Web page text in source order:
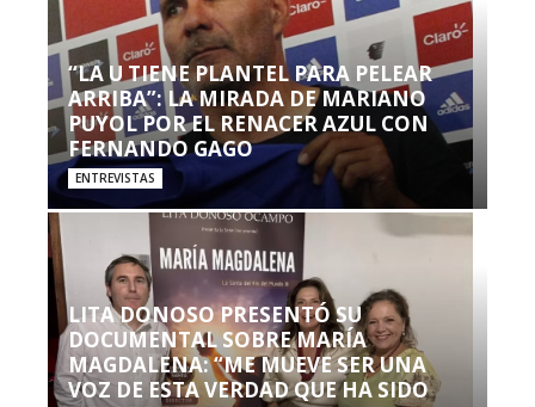
“LA U TIENE PLANTEL PARA PELEAR
ARRIBA”: LA MIRADA DE MARIANO
PUYOL POR EL RENACER AZUL CON
FERNANDO GAGO
ENTREVISTAS
LITA DONOSO PRESENTÓ SU
DOCUMENTAL SOBRE MARÍA
MAGDALENA: “ME MUEVE SER UNA
VOZ DE ESTA VERDAD QUE HA SIDO